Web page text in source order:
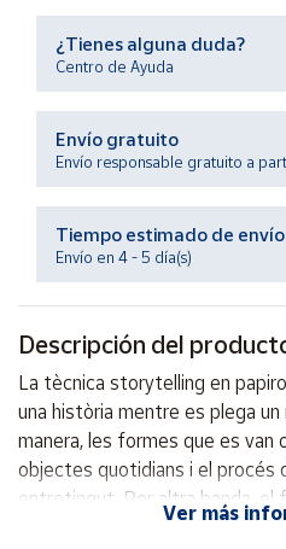
Productos
Solidarios
Ayuda
Centro
Contacto
Vendedores
Mapa de
vendedores
Hazte
vendedor
Área
¿Tienes alguna duda?
Centro de Ayuda
Envío gratuito
Envío responsable gratuito a
Tiempo estimado de envío
Envío en 4 - 5 día(s)
Descripción del
La tècnica storytelling en
una història mentre es plega un
manera, les formes que es van
objectes quotidians i el procés
entretingut. Per altra banda, el
ens facilita recordar-ne els
Ver más